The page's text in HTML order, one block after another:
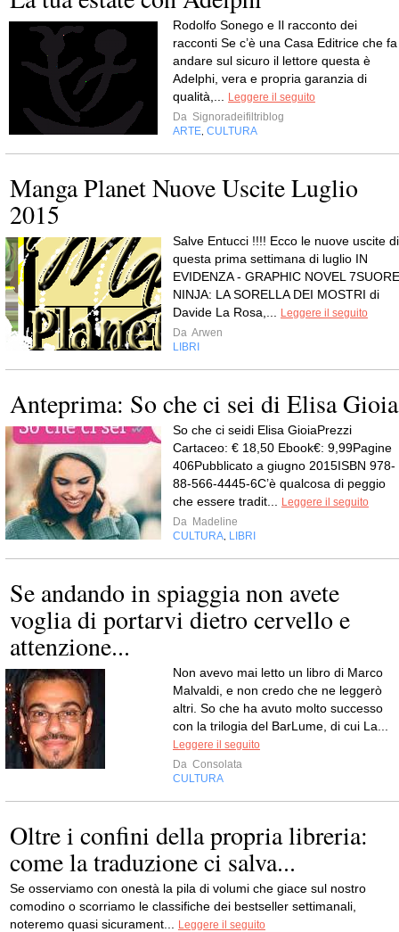
Rodolfo Sonego e Il racconto dei
racconti Se c’è una Casa Editrice che fa
andare sul sicuro il lettore questa è
Adelphi, vera e propria garanzia di
qualità,...
Leggere il seguito
Da Signoradeifiltriblog
ARTE CULTURA
Manga Planet Nuove Uscite Luglio
2015
Salve Entucci !!!! Ecco le nuove uscite di
questa prima settimana di luglio IN
EVIDENZA - GRAPHIC NOVEL 7SUORE
NINJA: LA SORELLA DEI MOSTRI di
Davide La Rosa,...
Leggere il seguito
Da Arwen
LIBRI
Anteprima: So che ci sei di Elisa Gioia
So che ci seidi Elisa GioiaPrezzi
Cartaceo: € 18,50 Ebook€: 9,99Pagine
406Pubblicato a giugno 2015ISBN 978-
88-566-4445-6C’è qualcosa di peggio
che essere tradit...
Leggere il seguito
Da Madeline
CULTURA LIBRI
Se andando in spiaggia non avete
voglia di portarvi dietro cervello e
attenzione...
Non avevo mai letto un libro di Marco
Malvaldi, e non credo che ne leggerò
altri. So che ha avuto molto successo
con la trilogia del BarLume, di cui La...
Leggere il seguito
Da Consolata
CULTURA
Oltre i confini della propria libreria:
come la traduzione ci salva...
Se osserviamo con onestà la pila di volumi che giace sul nostro
comodino o scorriamo le classifiche dei bestseller settimanali,
noteremo quasi sicurament...
Leggere il seguito